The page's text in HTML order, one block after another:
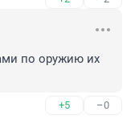
по оружию их
+5 –0